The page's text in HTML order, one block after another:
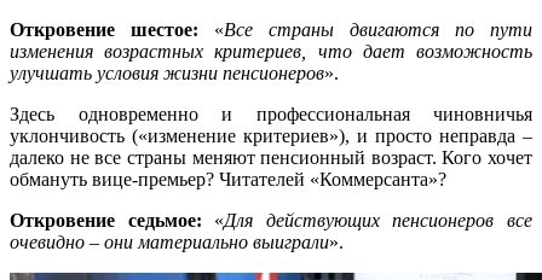
Откровение шестое: «Все страны двигаются по пути
изменения возрастных критериев, что дает возможность
улучшать условия жизни пенсионеров».
Здесь одновременно и профессиональная чиновничья
уклончивость («изменение критериев»), и просто неправда –
далеко не все страны меняют пенсионный возраст. Кого хочет
обмануть вице-премьер? Читателей «Коммерсанта»?
Откровение седьмое: «Для действующих пенсионеров все
очевидно – они материально выиграли».